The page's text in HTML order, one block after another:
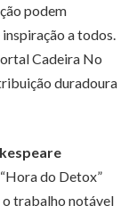
podem
a todos.
Cadeira No
duradoura
do Detox”
o trabalho notável